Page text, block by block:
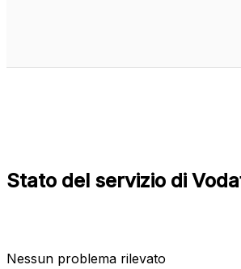
Stato del servizio di
Nessun problema rilevato